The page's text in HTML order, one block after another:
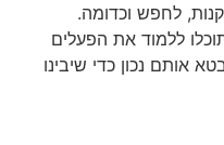
לחפש וכדומה.
ללמוד את הפעלים
נכון כדי שיבינו